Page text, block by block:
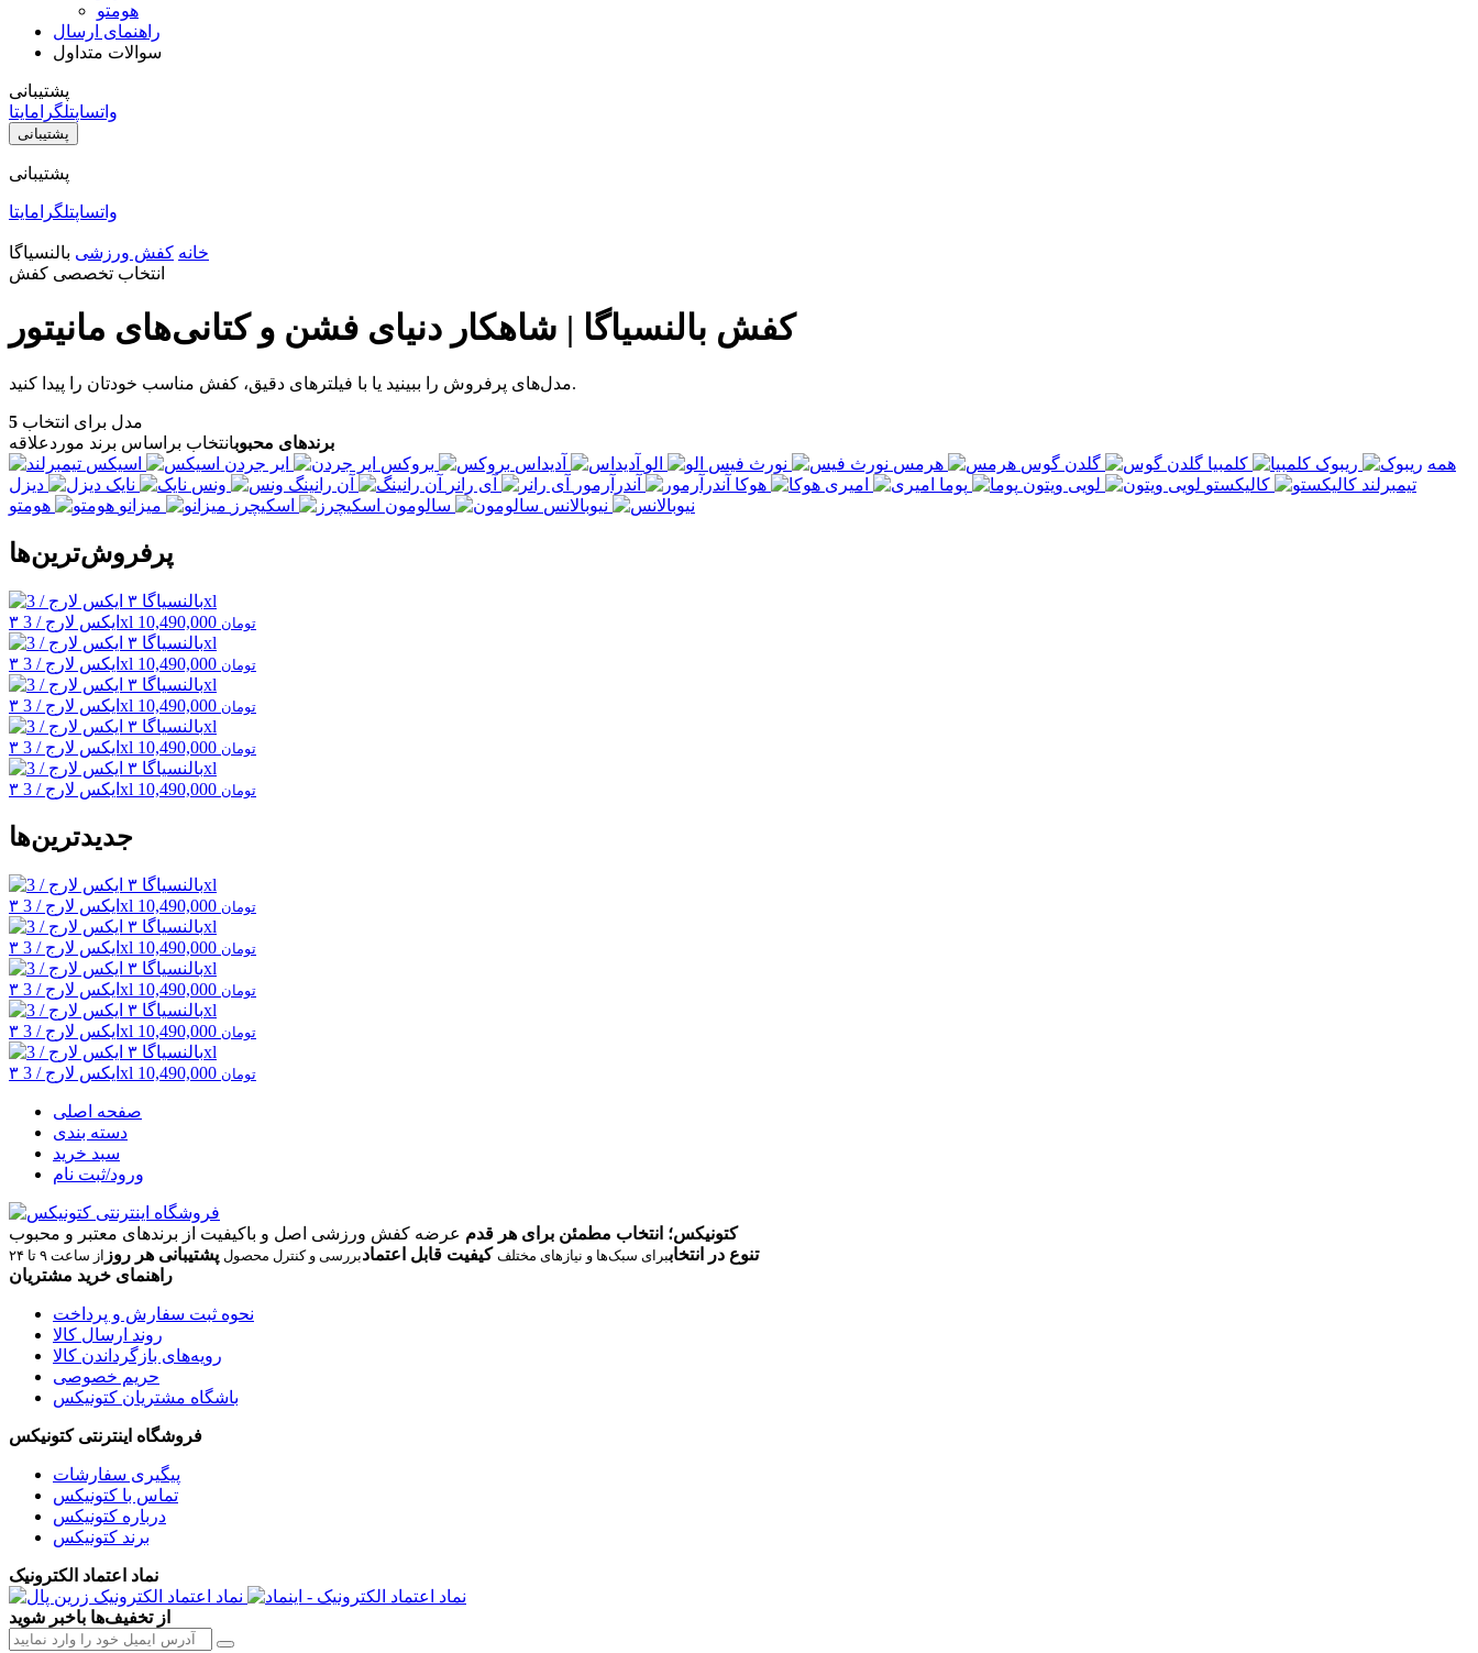
هومتو
راهنمای ارسال
سوالات متداول
پشتیبانی
واتساپتلگرامایتا
پشتیبانی
پشتیبانی
واتساپتلگرامایتا
خانه کفش ورزشی بالنسیاگا
انتخاب تخصصی کفش
کفش بالنسیاگا | شاهکار دنیای فشن و کتانی‌های مانیتور
مدل‌های پرفروش را ببینید یا با فیلترهای دقیق، کفش مناسب خودتان را پیدا کنید.
5 مدل برای انتخاب
برندهای محبوبانتخاب براساس برند موردعلاقه
همه
ریبوک کلمبیا گلدن گوس هرمس نورث فیس الو آدیداس بروکس ایر جردن
اسیکس
تیمبرلند
کالیکستو لویی ویتون پوما امیری هوکا آندرآرمور آی رانر آن رانینگ ونس نایک
دیزل
نیوبالانس
سالومون اسکیچرز میزانو هومتو
پرفروش‌ترین‌ها
۳ ایکس لارج / 3xl 10,490,000 تومان
۳ ایکس لارج / 3xl 10,490,000 تومان
۳ ایکس لارج / 3xl 10,490,000 تومان
۳ ایکس لارج / 3xl 10,490,000 تومان
۳ ایکس لارج / 3xl 10,490,000 تومان
جدیدترین‌ها
۳ ایکس لارج / 3xl 10,490,000 تومان
۳ ایکس لارج / 3xl 10,490,000 تومان
۳ ایکس لارج / 3xl 10,490,000 تومان
۳ ایکس لارج / 3xl 10,490,000 تومان
۳ ایکس لارج / 3xl 10,490,000 تومان
صفحه اصلی
دسته بندی
سبد خرید
ورود/ثبت نام
کتونیکس؛ انتخاب مطمئن برای هر قدم عرضه کفش ورزشی اصل و باکیفیت از برندهای معتبر و محبوب
تنوع در انتخاببرای سبک‌ها و نیازهای مختلف کیفیت قابل اعتمادبررسی و کنترل محصول پشتیبانی هر روز از ساعت ۹ تا ۲۴
راهنمای خرید مشتریان
نحوه ثبت سفارش و پرداخت
روند ارسال کالا
رویه‌های بازگرداندن کالا
حریم خصوصی
باشگاه مشتریان کتونیکس
فروشگاه اینترنتی کتونیکس
پیگیری سفارشات
تماس با کتونیکس
درباره کتونیکس
برند کتونیکس
نماد اعتماد الکترونیک
از تخفیف‌ها باخبر شوید